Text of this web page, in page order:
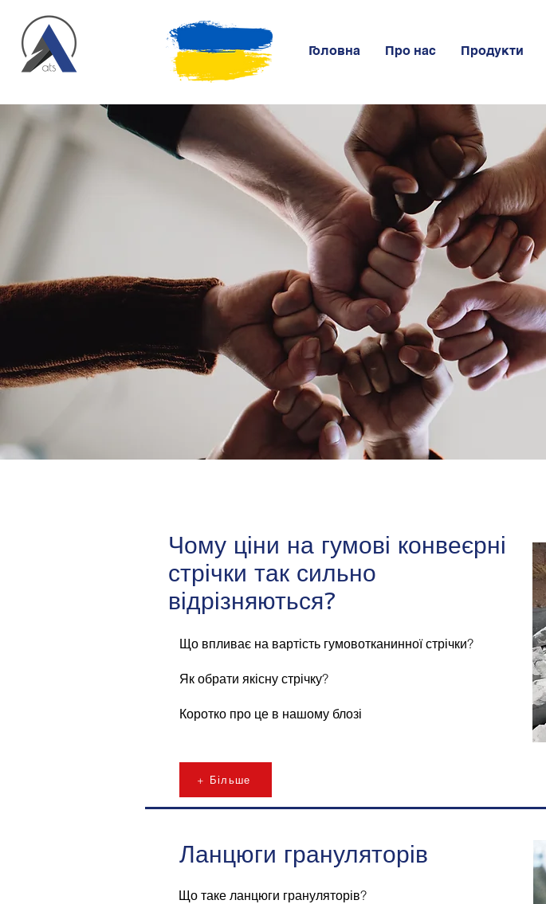
Головна Про нас Продукти
Чому ціни на гумові конвеєрні
стрічки так сильно
відрізняються?
Що впливає на вартість гумовотканинної стрічки?
Як обрати якісну стрічку?
Коротко про це в нашому блозі
+ Більше
Ланцюги грануляторів
Що таке ланцюги грануляторів?